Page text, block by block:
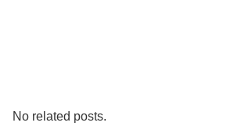
No related posts.